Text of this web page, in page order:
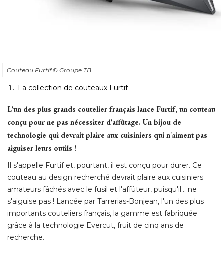
Couteau Furtif© Groupe TB
La collection de couteaux Furtif
L'un des plus grands coutelier français lance Furtif, un couteau
conçu pour ne pas nécessiter d'affûtage. Un bijou de
technologie qui devrait plaire aux cuisiniers qui n'aiment pas
aiguiser leurs outils !
Il s'appelle Furtif et, pourtant, il est conçu pour durer. Ce
couteau au design recherché devrait plaire aux cuisiniers
amateurs fâchés avec le fusil et l'affûteur, puisqu'il... ne
s'aiguise pas ! Lancée par Tarrerias-Bonjean, l'un des plus
importants couteliers français, la gamme est fabriquée
grâce à la technologie Evercut, fruit de cinq ans de
recherche.